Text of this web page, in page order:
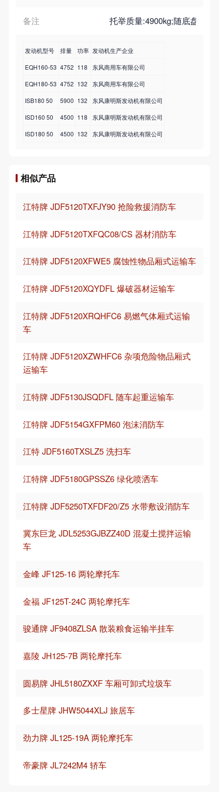
备注 托举质量:4900kg;随底盘选
发动机型号 排量 功率 发动机生产企业
EQH160-53 4752 118
东风商用车有限公司
EQH180-53 4752 132
东风商用车有限公司
ISB180 50
5900 132
东风康明斯发动机有限公司
ISD160 50
4500 118
东风康明斯发动机有限公司
ISD180 50
4500 132 东风康明斯发动机有限公司
相似产品
江特牌 JDF5120TXFJY90 抢险救援消防车
江特牌 JDF5120TXFQC08/CS 器材消防车
江特牌 JDF5120XFWE5 腐蚀性物品厢式运输车
江特牌 JDF5120XQYDFL 爆破器材运输车
江特牌 JDF5120XRQHFC6 易燃气体厢式运输
车
江特牌 JDF5120XZWHFC6 杂项危险物品厢式
运输车
江特牌 JDF5130JSQDFL 随车起重运输车
江特牌 JDF5154GXFPM60 泡沫消防车
江特 JDF5160TXSLZ5 洗扫车
江特牌 JDF5180GPSSZ6 绿化喷洒车
江特牌 JDF5250TXFDF20/Z5 水带敷设消防车
冀东巨龙 JDL5253GJBZZ40D 混凝土搅拌运输
车
金峰 JF125-16 两轮摩托车
金福 JF125T-24C 两轮摩托车
骏通牌 JF9408ZLSA 散装粮食运输半挂车
嘉陵 JH125-7B 两轮摩托车
圆易牌 JHL5180ZXXF 车厢可卸式垃圾车
多士星牌 JHW5044XLJ 旅居车
劲力牌 JL125-19A 两轮摩托车
帝豪牌 JL7242M4 轿车